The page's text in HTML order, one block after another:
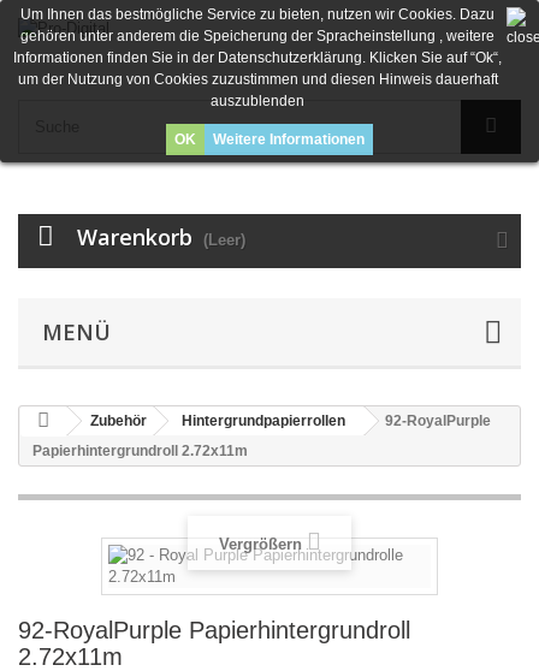
Warenkorb (Leer)
MENÜ
Um Ihnen das bestmögliche Service zu bieten, nutzen wir Cookies. Dazu
gehören unter anderem die Speicherung der Spracheinstellung , weitere
Informationen finden Sie in der Datenschutzerklärung. Klicken Sie auf “Ok“,
um der Nutzung von Cookies zuzustimmen und diesen Hinweis dauerhaft
auszublenden
OK Weitere Informationen
Zubehör Hintergrundpapierrollen
92-RoyalPurple
Papierhintergrundroll 2.72x11m
Vergrößern
92-RoyalPurple Papierhintergrundroll
2.72x11m